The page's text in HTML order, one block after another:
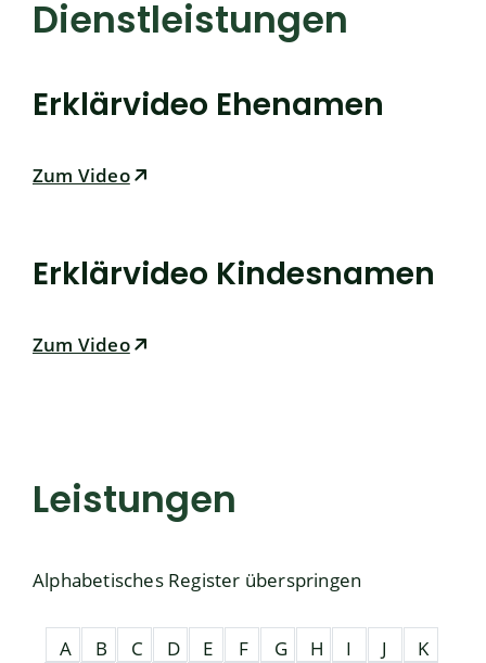
Dienstleistungen
Erklärvideo Ehenamen
Zum Video
Erklärvideo Kindesnamen
Zum Video
Leistungen
Alphabetisches Register überspringen
A B C D E F G H I J
K